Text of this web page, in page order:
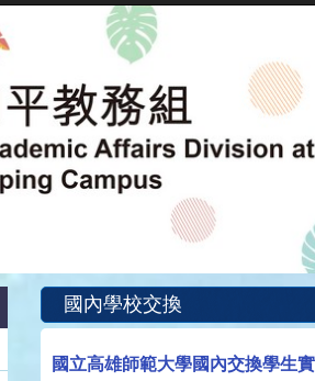
國內學校交換
國立高雄師範大學國內交換學生